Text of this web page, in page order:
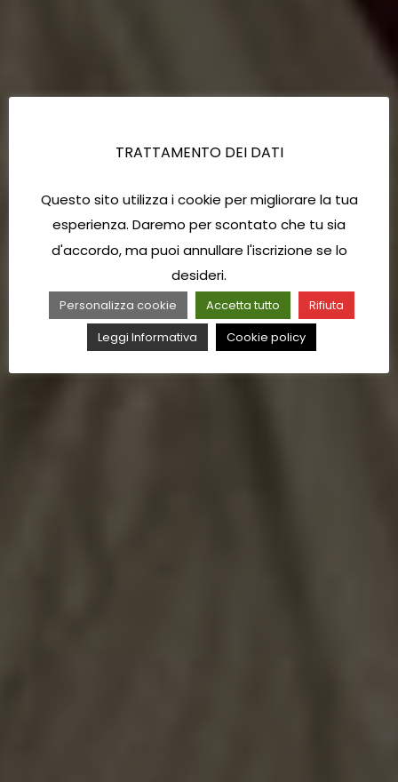
TRATTAMENTO DEI DATI
Questo sito utilizza i cookie per migliorare la tua
esperienza. Daremo per scontato che tu sia
d'accordo, ma puoi annullare l'iscrizione se lo
desideri.
Personalizza cookie Accetta tutto
Rifiuta
Leggi Informativa
Cookie policy